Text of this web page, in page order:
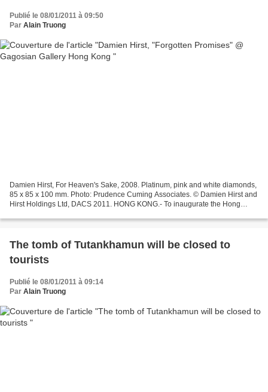
Publié le 08/01/2011 à 09:50
Par Alain Truong
Damien Hirst, For Heaven's Sake, 2008. Platinum, pink and white diamonds,
85 x 85 x 100 mm. Photo: Prudence Cuming Associates. © Damien Hirst and
Hirst Holdings Ltd, DACS 2011. HONG KONG.- To inaugurate the Hong
The tomb of Tutankhamun will be closed to
tourists
Publié le 08/01/2011 à 09:14
Par Alain Truong